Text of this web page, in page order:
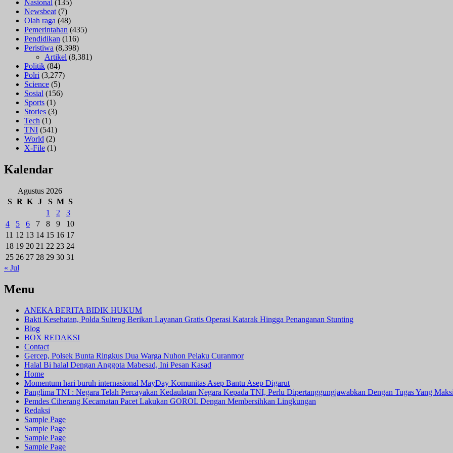
Nasional (135)
Newsbeat (7)
Olah raga (48)
Pemerintahan (435)
Pendidikan (116)
Peristiwa (8,398)
Artikel (8,381)
Politik (84)
Polri (3,277)
Science (5)
Sosial (156)
Sports (1)
Stories (3)
Tech (1)
TNI (541)
World (2)
X-File (1)
Kalendar
Agustus 2026
S R K J S M S
1
2
3
4
5 6 7 8 9
10
11 12 13 14 15 16 17
18 19 20 21 22 23 24
25 26 27 28 29 30 31
« Jul
Menu
ANEKA BERITA BIDIK HUKUM
Bakti Kesehatan, Polda Sulteng Berikan Layanan Gratis Operasi Katarak Hingga Penanganan Stunting
Blog
BOX REDAKSI
Contact
Gercep, Polsek Bunta Ringkus Dua Warga Nuhon Pelaku Curanmor
Halal Bi halal Dengan Anggota Mabesad, Ini Pesan Kasad
Home
Momentum hari buruh internasional MayDay Komunitas Asep Bantu Asep Digarut
Panglima TNI : Negara Telah Percayakan Kedaulatan Negara Kepada TNI, Perlu Dipertanggungjawabkan Dengan Tugas Yang
Pemdes Ciherang Kecamatan Pacet Lakukan GOROL Dengan Membersihkan Lingkungan
Redaksi
Sample Page
Sample Page
Sample Page
Sample Page